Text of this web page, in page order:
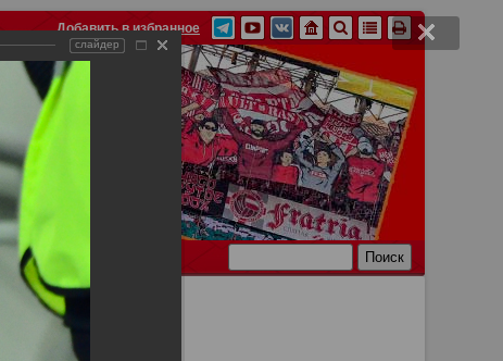
Добавить в избранное
Ссылки
слайдер